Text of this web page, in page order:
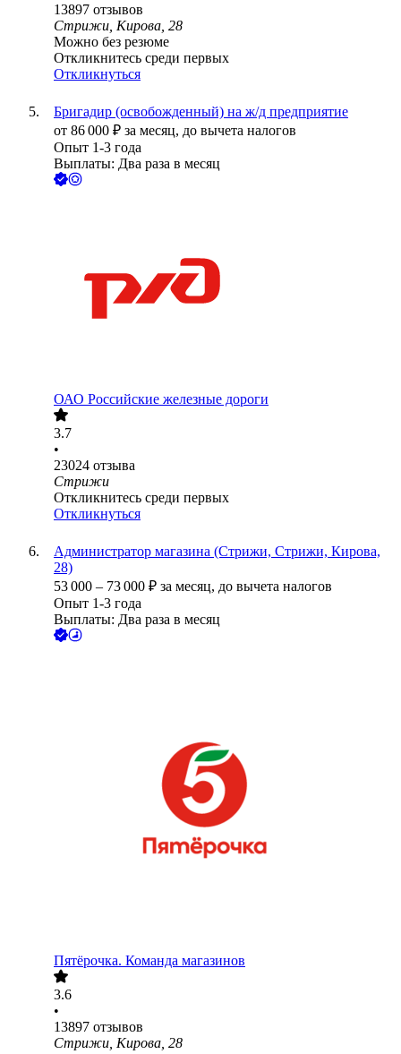
13897 отзывов
Стрижи, Кирова, 28
Можно без резюме
Откликнитесь среди первых
Откликнуться
Бригадир (освобожденный) на ж/д предприятие
от 86 000 ₽ за месяц, до вычета налогов
Опыт 1-3 года
Выплаты: Два раза в месяц
ОАО Российские железные дороги
3.7
•
23024 отзыва
Стрижи
Откликнитесь среди первых
Откликнуться
Администратор магазина (Стрижи, Стрижи, Кирова,
28)
53 000 – 73 000 ₽ за месяц, до вычета налогов
Опыт 1-3 года
Выплаты: Два раза в месяц
Пятёрочка. Команда магазинов
3.6
•
13897 отзывов
Стрижи, Кирова, 28